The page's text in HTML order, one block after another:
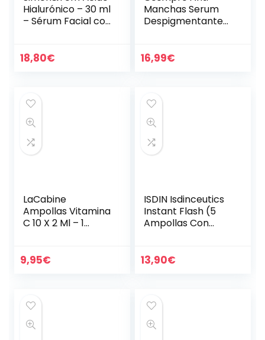
Hialurónico – 30 ml
– Sérum Facial con
Células Madres de
18,80€
Manchas Serum
Despigmentante
cara eliminación,
16,99€
LaCabine
Ampollas Vitamina
C 10 X 2 Ml – 1
9,95€
ISDIN Isdinceutics
Instant Flash (5
Ampollas Con
13,90€